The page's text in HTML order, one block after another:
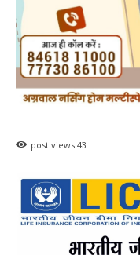
post views